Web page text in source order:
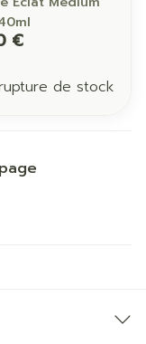
€
de stock
actuellement la